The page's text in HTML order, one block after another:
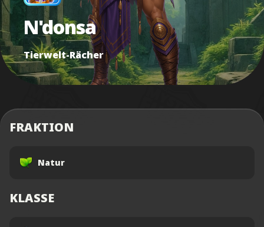
N'donsa
Tierwelt-Rächer
FRAKTION
Natur
KLASSE